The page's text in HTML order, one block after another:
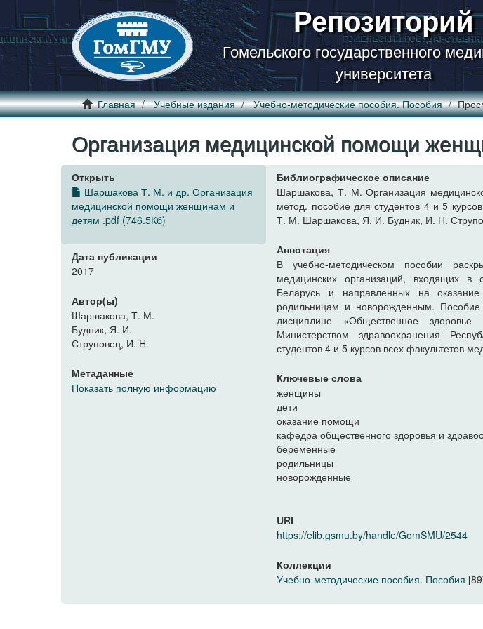
Репозиторий
Гомельского государственного
университета
Главная Учебные издания Учебно-методические пособия. Пособия
Организация медицинской помощи
Открыть
Шаршакова Т. М. и др. Организация
медицинской помощи женщинам и
детям .pdf (746.5Кб)
Дата публикации
2017
Автор(ы)
Шаршакова, Т. М.
Будник, Я. И.
Струповец, И. Н.
Метаданные
Показать полную информацию
Библиографическое описание
Шаршакова, Т. М. Организация
метод. пособие для студентов 4 и 5
Т. М. Шаршакова, Я. И. Будник, И. Н.
Аннотация
В учебно-методическом пособии
медицинских организаций, входящих в
Беларусь и направленных на
родильницам и новорожденным. Пособие
дисциплине «Общественное здоровье
Министерством здравоохранения
студентов 4 и 5 курсов всех факультетов
Ключевые слова
женщины
дети
оказание помощи
кафедра общественного здоровья и
беременные
родильницы
новорожденные
URI
https://elib.gsmu.by/handle/GomSMU/2544
Коллекции
Учебно-методические пособия. Пособия